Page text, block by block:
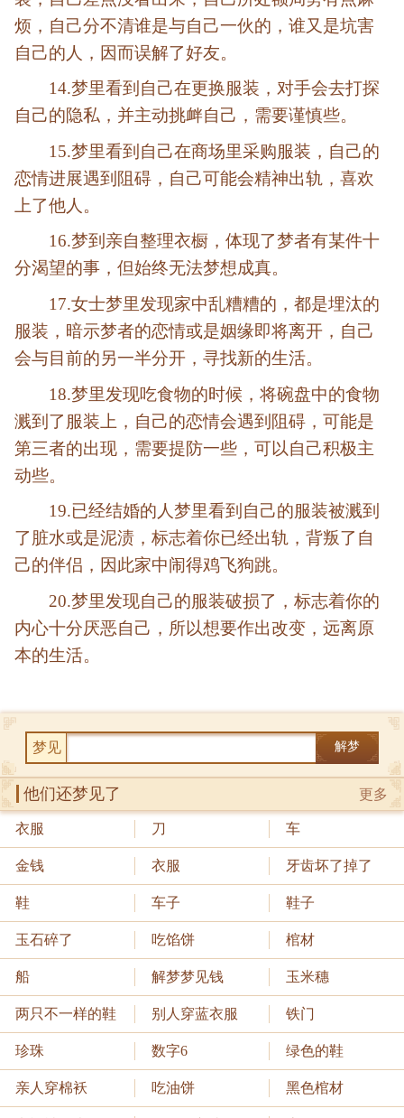
烦，自己分不清谁是与自己一伙的，谁又是坑害
自己的人，因而误解了好友。
14.梦里看到自己在更换服装， 对手会去打探
自己的隐私，并主动挑衅自己，需要谨慎些。
15.梦里看到自己在商场里采购服装， 自己的
恋情进展遇到阻碍，自己可能会精神出轨，喜欢
上了他人。
16.梦到亲自整理衣橱，体现了梦者有某件十
分渴望的事，但始终无法梦想成真。
17.女士梦里发现家中乱糟糟的，都是埋汰的
服装， 暗示梦者的恋情或是姻缘即将离开，自己
会与目前的另一半分开，寻找新的生活。
18.梦里发现吃食物的时候，将碗盘中的食物
溅到了服装上， 自己的恋情会遇到阻碍，可能是
第三者的出现，需要提防一些，可以自己积极主
动些。
19.已经结婚的人梦里看到自己的服装被溅到
了脏水或是泥渍， 标志着你已经出轨，背叛了自
己的伴侣，因此家中闹得鸡飞狗跳。
20.梦里发现自己的服装破损了，标志着你的
内心十分厌恶自己，所以想要作出改变，远离原
本的生活。
梦见 解梦
更多
他们还梦见了
衣服 刀 车
金钱 衣服 牙齿坏了掉了
鞋 车子 鞋子
玉石碎了 吃馅饼 棺材
船 解梦梦见钱 玉米穗
两只不一样的鞋 别人穿蓝衣服 铁门
珍珠 数字6 绿色的鞋
亲人穿棉袄 吃油饼 黑色棺材